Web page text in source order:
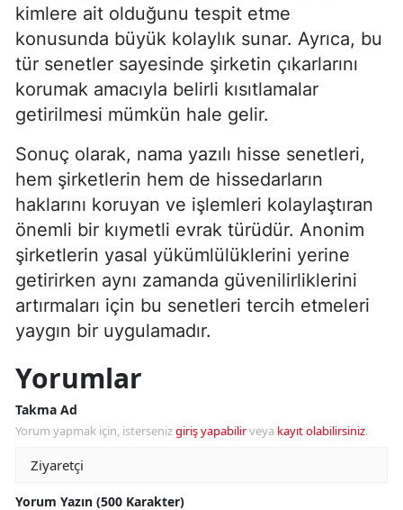
kimlere ait olduğunu tespit etme
konusunda büyük kolaylık sunar. Ayrıca, bu
tür senetler sayesinde şirketin çıkarlarını
korumak amacıyla belirli kısıtlamalar
getirilmesi mümkün hale gelir.
Sonuç olarak, nama yazılı hisse senetleri,
hem şirketlerin hem de hissedarların
haklarını koruyan ve işlemleri kolaylaştıran
önemli bir kıymetli evrak türüdür. Anonim
şirketlerin yasal yükümlülüklerini yerine
getirirken aynı zamanda güvenilirliklerini
artırmaları için bu senetleri tercih etmeleri
yaygın bir uygulamadır.
Yorumlar
Takma Ad
Yorum yapmak için, istersenizgiriş yapabilirveya kayıt olabilirsiniz.
Yorum Yazın (500 Karakter)